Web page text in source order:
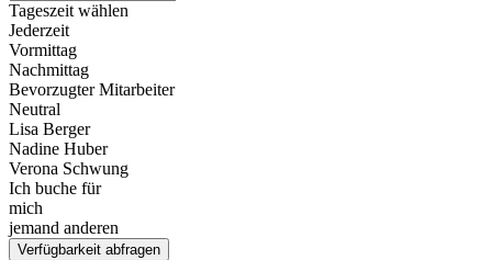
Tageszeit wählen
Jederzeit
Vormittag
Nachmittag
Bevorzugter Mitarbeiter
Neutral
Lisa Berger
Nadine Huber
Verona Schwung
Ich buche für
mich
jemand anderen
Verfügbarkeit abfragen